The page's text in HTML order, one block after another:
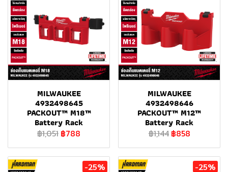
MILWAUKEE
4932498645
PACKOUT™ M18™
Battery Rack
฿1,051 ฿788
MILWAUKEE
4932498646
PACKOUT™ M12™
Battery Rack
฿1,144 ฿858
-25% -25%